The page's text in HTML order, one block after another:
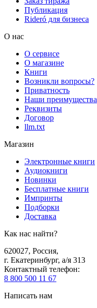
Публикация
Rideró для бизнеса
О нас
О сервисе
О магазине
Книги
Возникли вопросы?
Приватность
Наши преимущества
Реквизиты
Договор
llm.txt
Магазин
Электронные книги
Аудиокниги
Новинки
Бесплатные книги
Импринты
Подборки
Доставка
Как нас найти?
620027, Россия,
г. Екатеринбург, а/я 313
Контактный телефон:
8 800 500 11 67
Написать нам